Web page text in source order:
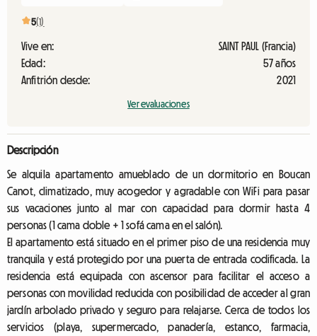
5(1)
Vive en:
SAINT PAUL (Francia)
Edad:
57 años
Anfitrión desde:
2021
Ver evaluaciones
Descripción
Se alquila apartamento amueblado de un dormitorio en Boucan
Canot, climatizado, muy acogedor y agradable con WiFi para pasar
sus vacaciones junto al mar con capacidad para dormir hasta 4
personas (1 cama doble + 1 sofá cama en el salón).
El apartamento está situado en el primer piso de una residencia muy
tranquila y está protegido por una puerta de entrada codificada. La
residencia está equipada con ascensor para facilitar el acceso a
personas con movilidad reducida con posibilidad de acceder al gran
jardín arbolado privado y seguro para relajarse. Cerca de todos los
servicios (playa, supermercado, panadería, estanco, farmacia,